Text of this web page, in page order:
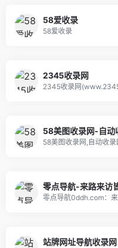
58爱收录
58爱收录
2345收录网
2345收录网
58美图收录网-自
58美图收录网,自动收录
零点导航-来路来访
零点导航0ddh.com：